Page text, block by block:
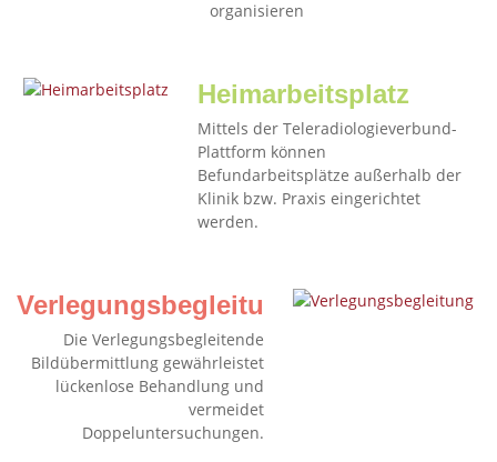
organisieren
Heimarbeitsplatz
Mittels der Teleradiologieverbund-
Plattform können
Befundarbeitsplätze außerhalb der
Klinik bzw. Praxis eingerichtet
werden.
Verlegungsbegleitung
Die Verlegungsbegleitende
Bildübermittlung gewährleistet
lückenlose Behandlung und
vermeidet
Doppeluntersuchungen.